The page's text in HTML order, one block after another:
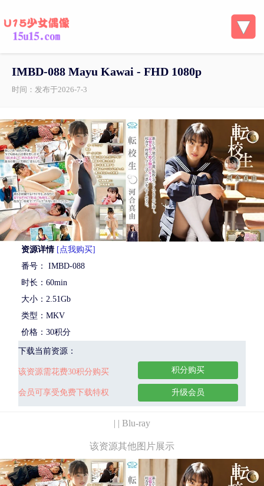
IMBD-088 Mayu Kawai - FHD 1080p
时间：发布于2026-7-3
资源详情 [点我购买]
番号： IMBD-088
时长：60min
大小：2.51Gb
类型：MKV
价格：30积分
下载当前资源：
该资源需花费30积分购买
会员可享受免费下载特权
积分购买
升级会员
| | Blu-ray
该资源其他图片展示